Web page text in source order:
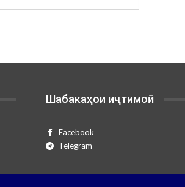
Шабакаҳои иҷтимоӣ
Facebook
Telegram